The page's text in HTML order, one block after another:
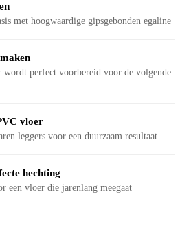
met hoogwaardige gipsgebonden egaline
wordt perfect voorbereid voor de volgende
vloer
leggers voor een duurzaam resultaat
hechting
een vloer die jarenlang meegaat